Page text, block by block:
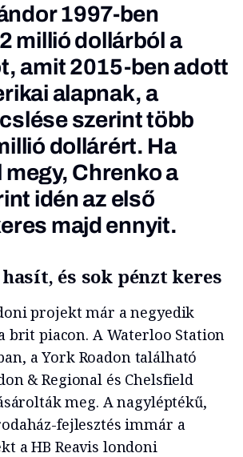
1997-ben
millió dollárból a
amit 2015-ben adott
alapnak, a
szerint több
dollárért. Ha
Chrenko a
idén az első
majd ennyit.
és sok pénzt keres
projekt már a negyedik
brit piacon. A Waterloo Station
a York Roadon található
& Regional és Chelsfield
meg. A nagyléptékű,
fejlesztés immár a
a HB Reavis londoni